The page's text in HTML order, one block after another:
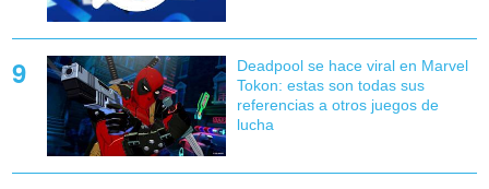
Deadpool se hace viral en Marvel
Tokon: estas son todas sus
referencias a otros juegos de
lucha